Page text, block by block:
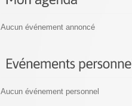
Aucun événement annoncé
Aucun événement personnel